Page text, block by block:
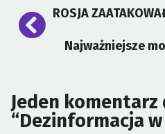
Nawigacja
wpisu
ROSJA
Najważniejsze
Jeden komentarz
“Dezinformacja